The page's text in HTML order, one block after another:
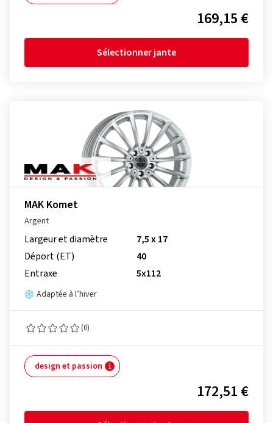
169,15 €
Sélectionner jante
MAK Komet
Argent
Largeur et diamètre
7,5 x 17
Déport (ET)
40
Entraxe
5x112
Adaptée à l’hiver
(0)
design et passion
172,51 €